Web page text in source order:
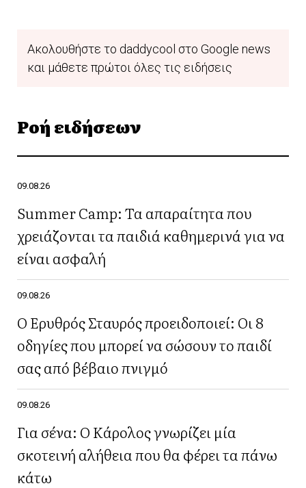
Ακολουθήστε το daddycool στο Google news
και μάθετε πρώτοι όλες τις ειδήσεις
Ροή ειδήσεων
09.08.26
Summer Camp: Τα απαραίτητα που
χρειάζονται τα παιδιά καθημερινά για να
είναι ασφαλή
09.08.26
Ο Ερυθρός Σταυρός προειδοποιεί: Οι 8
οδηγίες που μπορεί να σώσουν το παιδί
σας από βέβαιο πνιγμό
09.08.26
Για σένα: Ο Κάρολος γνωρίζει μία
σκοτεινή αλήθεια που θα φέρει τα πάνω
κάτω